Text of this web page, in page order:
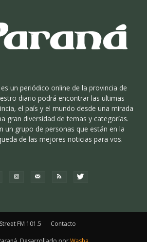
un periódico online de la provincia de
diario podrá encontrar las ultimas
el país y el mundo desde una mirada
gran diversidad de temas y categorías.
un grupo de personas que están en la
de las mejores noticias para vos.
Street FM 101.5 Contacto